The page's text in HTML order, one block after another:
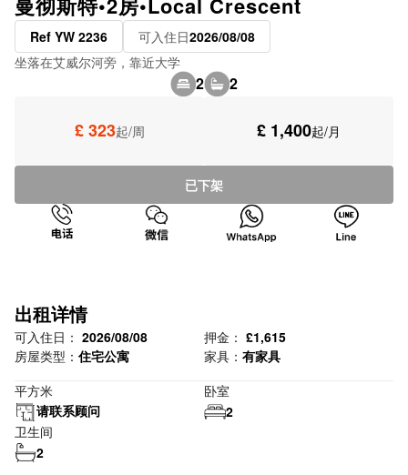
Ref YW 2236 可入住日2026/08/08
坐落在艾威尔河旁，靠近大学
2 2
£ 323起/周 £ 1,400起/月
已下架
出租详情
可入住日： 2026/08/08 押金： £1,615
房屋类型： 住宅公寓 家具： 有家具
平方米
请联系顾问
卧室
2
卫生间
2